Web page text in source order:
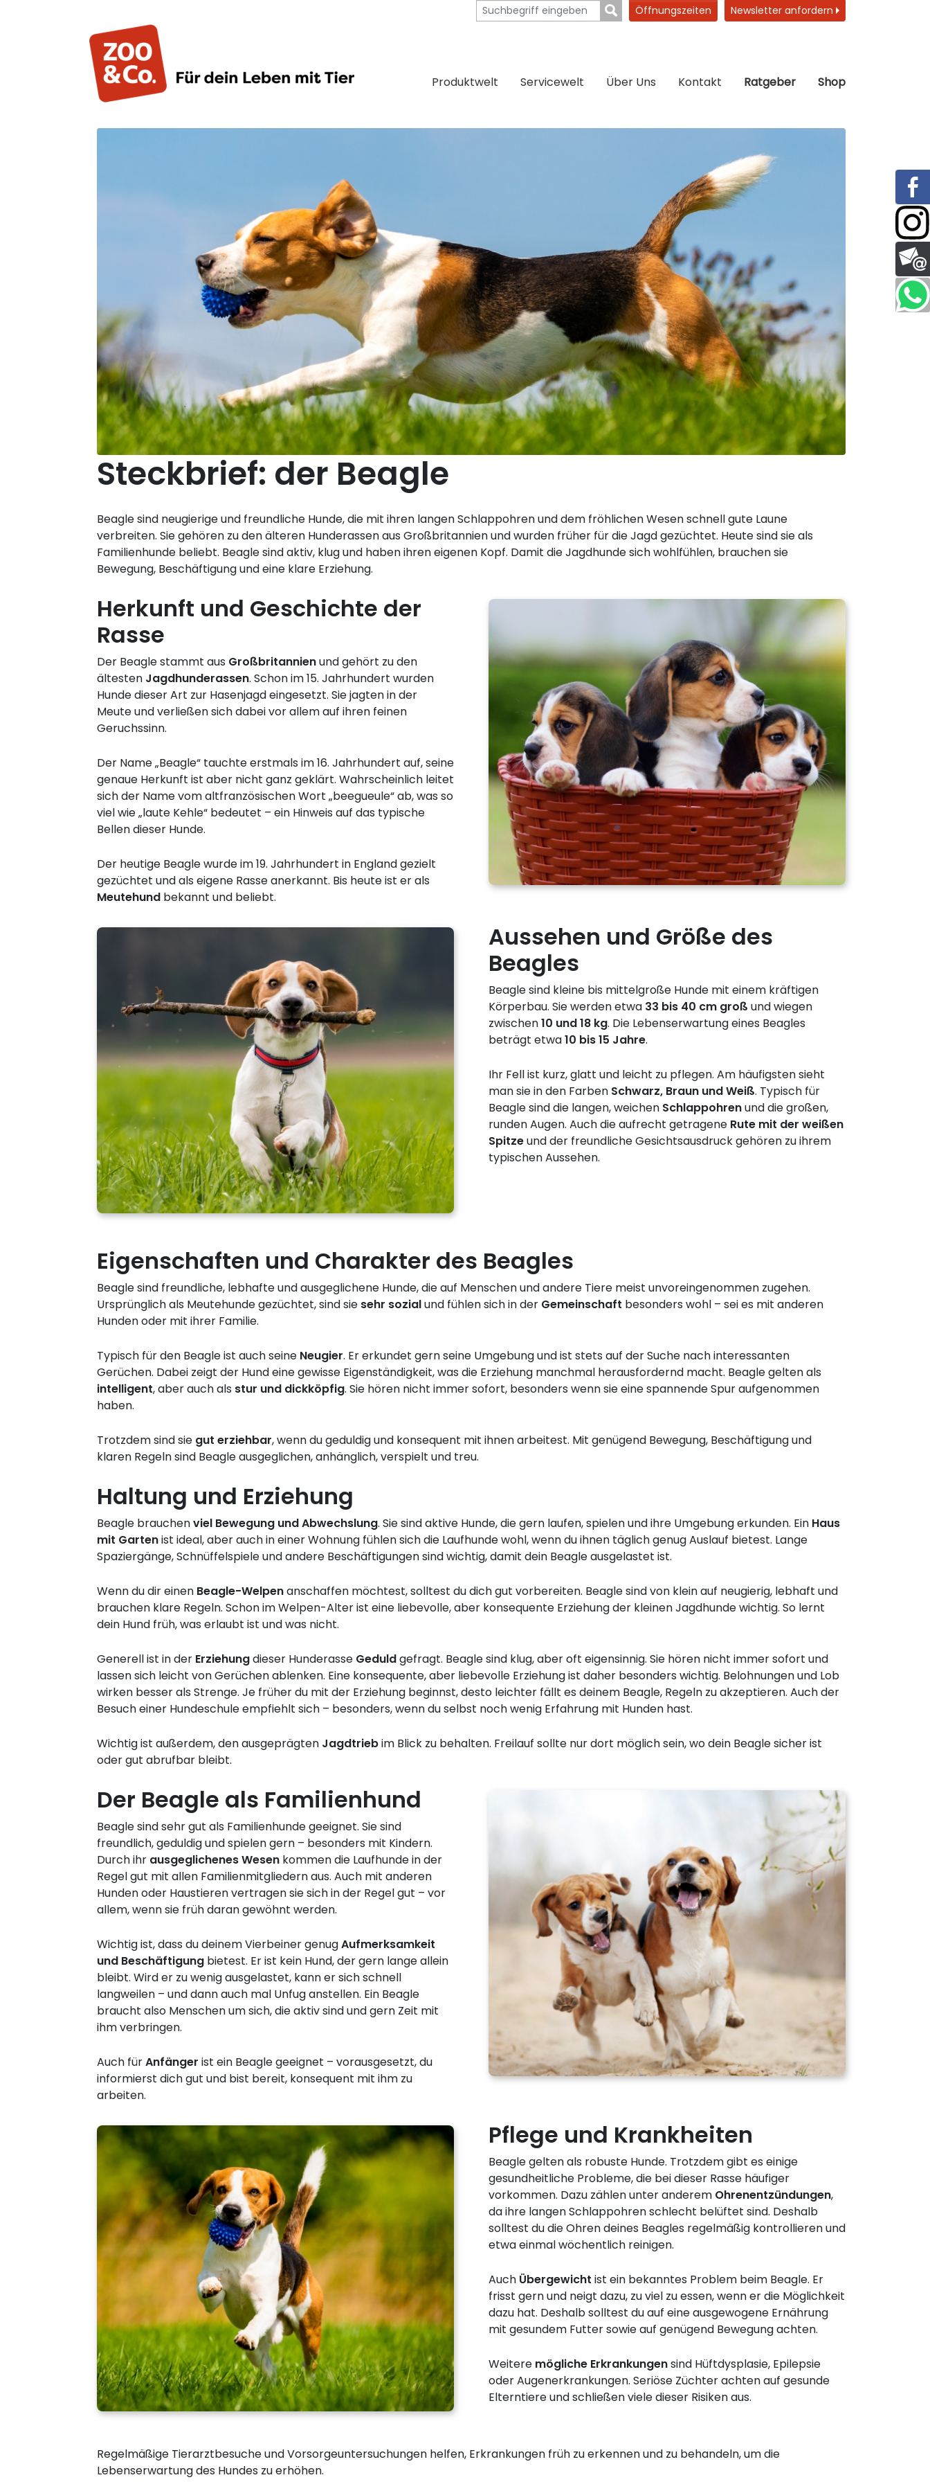
Öffnungszeiten Newsletter anfordern
Produktwelt Servicewelt Über Uns Kontakt Ratgeber Shop
Steckbrief: der Beagle
Beagle sind neugierige und freundliche Hunde, die mit ihren langen Schlappohren und dem fröhlichen Wesen schnell gute Laune
verbreiten. Sie gehören zu den älteren Hunderassen aus Großbritannien und wurden früher für die Jagd gezüchtet. Heute sind sie als
Familienhunde beliebt. Beagle sind aktiv, klug und haben ihren eigenen Kopf. Damit die Jagdhunde sich wohlfühlen, brauchen sie
Bewegung, Beschäftigung und eine klare Erziehung.
Herkunft und Geschichte der
Rasse
Der Beagle stammt aus Großbritannienund gehört zu den
ältesten Jagdhunderassen. Schon im 15. Jahrhundert wurden
Hunde dieser Art zur Hasenjagd eingesetzt. Sie jagten in der
Meute und verließen sich dabei vor allem auf ihren feinen
Geruchssinn.
Der Name „Beagle“ tauchte erstmals im 16. Jahrhundert auf, seine
genaue Herkunft ist aber nicht ganz geklärt. Wahrscheinlich leitet
sich der Name vom altfranzösischen Wort „beegueule“ ab, was so
viel wie „laute Kehle“ bedeutet – ein Hinweis auf das typische
Bellen dieser Hunde.
Der heutige Beagle wurde im 19. Jahrhundert in England gezielt
gezüchtet und als eigene Rasse anerkannt. Bis heute ist er als
Meutehund bekannt und beliebt.
Aussehen und Größe des
Beagles
Beagle sind kleine bis mittelgroße Hunde mit einem kräftigen
Körperbau. Sie werden etwa 33 bis 40 cm groß und wiegen
zwischen10 und 18 kg. Die Lebenserwartung eines Beagles
beträgt etwa10 bis 15 Jahre.
Ihr Fell ist kurz, glatt und leicht zu pflegen. Am häufigsten sieht
man sie in den Farben Schwarz, Braun und Weiß. Typisch für
Beagle sind die langen, weichen Schlappohrenund die großen,
runden Augen. Auch die aufrecht getragene Rute mit der weißen
Spitzeund der freundliche Gesichtsausdruck gehören zu ihrem
typischen Aussehen.
Eigenschaften und Charakter des Beagles
Beagle sind freundliche, lebhafte und ausgeglichene Hunde, die auf Menschen und andere Tiere meist unvoreingenommen zugehen.
Ursprünglich als Meutehunde gezüchtet, sind sie sehr sozialund fühlen sich in der Gemeinschaft besonders wohl – sei es mit anderen
Hunden oder mit ihrer Familie.
Typisch für den Beagle ist auch seine Neugier. Er erkundet gern seine Umgebung und ist stets auf der Suche nach interessanten
Gerüchen. Dabei zeigt der Hund eine gewisse Eigenständigkeit, was die Erziehung manchmal herausfordernd macht. Beagle gelten als
intelligent, aber auch als stur und dickköpfig. Sie hören nicht immer sofort, besonders wenn sie eine spannende Spur aufgenommen
haben.
Trotzdem sind sie gut erziehbar, wenn du geduldig und konsequent mit ihnen arbeitest. Mit genügend Bewegung, Beschäftigung und
klaren Regeln sind Beagle ausgeglichen, anhänglich, verspielt und treu.
Haltung und Erziehung
Beagle brauchenviel Bewegung und Abwechslung. Sie sind aktive Hunde, die gern laufen, spielen und ihre Umgebung erkunden. Ein Haus
mit Gartenist ideal, aber auch in einer Wohnung fühlen sich die Laufhunde wohl, wenn du ihnen täglich genug Auslauf bietest. Lange
Spaziergänge, Schnüffelspiele und andere Beschäftigungen sind wichtig, damit dein Beagle ausgelastet ist.
Wenn du dir einen Beagle-Welpenanschaffen möchtest, solltest du dich gut vorbereiten. Beagle sind von klein auf neugierig, lebhaft und
brauchen klare Regeln. Schon im Welpen-Alter ist eine liebevolle, aber konsequente Erziehung der kleinen Jagdhunde wichtig. So lernt
dein Hund früh, was erlaubt ist und was nicht.
Generell ist in der Erziehungdieser Hunderasse Geduldgefragt. Beagle sind klug, aber oft eigensinnig. Sie hören nicht immer sofort und
lassen sich leicht von Gerüchen ablenken. Eine konsequente, aber liebevolle Erziehung ist daher besonders wichtig. Belohnungen und Lob
wirken besser als Strenge. Je früher du mit der Erziehung beginnst, desto leichter fällt es deinem Beagle, Regeln zu akzeptieren. Auch der
Besuch einer Hundeschule empfiehlt sich – besonders, wenn du selbst noch wenig Erfahrung mit Hunden hast.
Wichtig ist außerdem, den ausgeprägten Jagdtriebim Blick zu behalten. Freilauf sollte nur dort möglich sein, wo dein Beagle sicher ist
oder gut abrufbar bleibt.
Der Beagle als Familienhund
Beagle sind sehr gut als Familienhunde geeignet. Sie sind
freundlich, geduldig und spielen gern – besonders mit Kindern.
Durch ihr ausgeglichenes Wesen kommen die Laufhunde in der
Regel gut mit allen Familienmitgliedern aus. Auch mit anderen
Hunden oder Haustieren vertragen sie sich in der Regel gut – vor
allem, wenn sie früh daran gewöhnt werden.
Wichtig ist, dass du deinem Vierbeiner genugAufmerksamkeit
und Beschäftigung bietest. Er ist kein Hund, der gern lange allein
bleibt. Wird er zu wenig ausgelastet, kann er sich schnell
langweilen – und dann auch mal Unfug anstellen. Ein Beagle
braucht also Menschen um sich, die aktiv sind und gern Zeit mit
ihm verbringen.
Auch fürAnfänger ist ein Beagle geeignet – vorausgesetzt, du
informierst dich gut und bist bereit, konsequent mit ihm zu
arbeiten.
Pflege und Krankheiten
Beagle gelten als robuste Hunde. Trotzdem gibt es einige
gesundheitliche Probleme, die bei dieser Rasse häufiger
vorkommen. Dazu zählen unter anderem Ohrenentzündungen,
da ihre langen Schlappohren schlecht belüftet sind. Deshalb
solltest du die Ohren deines Beagles regelmäßig kontrollieren und
etwa einmal wöchentlich reinigen.
Auch Übergewicht ist ein bekanntes Problem beim Beagle. Er
frisst gern und neigt dazu, zu viel zu essen, wenn er die Möglichkeit
dazu hat. Deshalb solltest du auf eine ausgewogene Ernährung
mit gesundem Futter sowie auf genügend Bewegung achten.
Weitere mögliche Erkrankungensind Hüftdysplasie, Epilepsie
oder Augenerkrankungen. Seriöse Züchter achten auf gesunde
Elterntiere und schließen viele dieser Risiken aus.
Regelmäßige Tierarztbesuche und Vorsorgeuntersuchungen helfen, Erkrankungen früh zu erkennen und zu behandeln, um die
Lebenserwartung des Hundes zu erhöhen.